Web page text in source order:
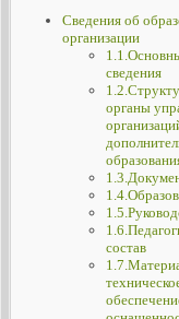
Сведения об
организации
сведения
органы
состав